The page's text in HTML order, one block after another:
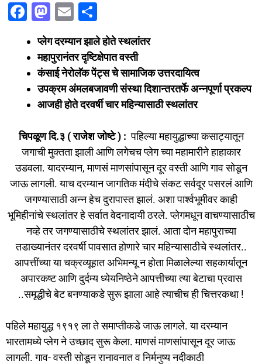
F
c
e
b
o
k
M
st
o
d
o
n
E
ai
l
h
ar
e
प्लेग दरम्यान झाले होते स्थलांतर
महापुरानंतर दृष्टिक्षेपात वस्ती
कंसाई नेरोलॅक पेंट्स चे सामाजिक उत्तरदायित्व
उपक्रम अंमलबजावणी संस्था दिशान्तरतर्फे अन्नपूर्णा प्रकल्प
आजही होते दरवर्षी चार महिन्यासाठी स्थलांतर
चिपळूण दि.३ ( राजेश जोष्टे ) : पहिल्या महायुद्धाच्या कसाट्यातून
जगाची मुक्तता झाली आणि लगेचच प्लेग च्या महामारीने हाहाकार
उडवला. यादरम्यान, माणसं माणसांपासून दूर वस्ती आणि गाव सोडून
जाऊ लागली. याच दरम्यान जागतिक मंदीचे संकट सर्वदूर पसरलं आणि
जगण्यासाठी अन्न हेच दुरापास्त झालं. अशा पार्श्वभूमीवर काही
भूमिहीनांचे स्थलांतर हे सर्वात वेदनादायी ठरले. प्लेगमधून वाचण्यासाठीच
नव्हे तर जगण्यासाठीचे स्थलांतर झालं. आता दोन महापुराच्या
तडाख्यानंतर दरवर्षी पावसात होणारे चार महिन्यासाठीचे स्थलांतर..
आपत्तींच्या या चक्रव्यूहात अभिमन्यू न होता मिळालेल्या सहकार्यातून
अपारकष्ट आणि दुर्दम्य ध्येयनिष्ठेने आपत्तीच्या त्या बेटाचा प्रवास
..समृद्धीचे बेट बनण्याकडे सुरू झाला आहे त्याचीच ही चित्तरकथा !
पहिले महायुद्ध १९१९ ला ते समाप्तीकडे जाऊ लागले. या दरम्यान
भारतामध्ये प्लेग ने उच्छाद सुरू केला. माणसं माणसांपासून दूर जाऊ
लागली. गाव- वस्ती सोडून रानावनात व निर्मनुष्य नदीकाठी